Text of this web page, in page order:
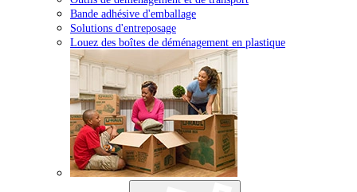
Bande adhésive d'emballage
Solutions d'entreposage
Louez des boîtes de déménagement en plastique